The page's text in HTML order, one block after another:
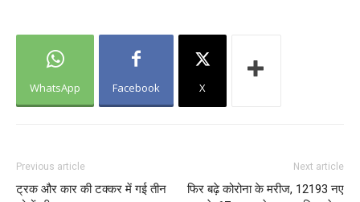
WhatsApp Facebook X
Previous article
ट्रक और कार की टक्कर में गई तीन
Next article
फिर बढ़े कोरोना के मरीज, 12193 नए